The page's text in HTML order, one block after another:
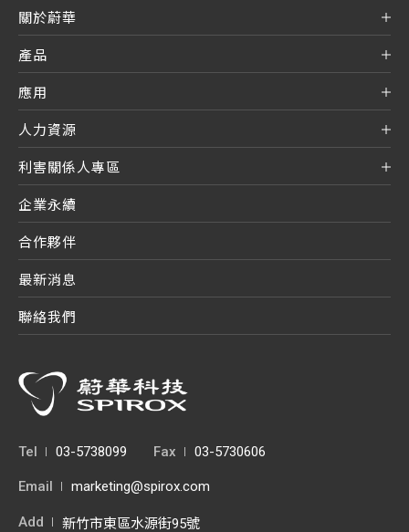
關於蔚華
產品
應用
人力資源
利害關係人專區
企業永續
合作夥伴
最新消息
聯絡我們
Tel 03-5738099 Fax 03-5730606
Email marketing@spirox.com
Add 新竹市東區水源街95號